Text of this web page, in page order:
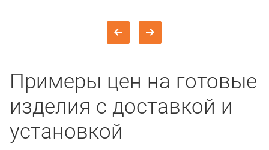
Примеры цен на готовые
изделия с доставкой и
установкой